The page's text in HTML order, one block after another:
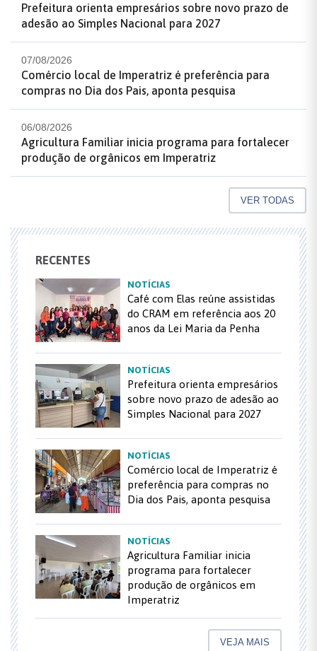
Prefeitura orienta empresários sobre novo prazo de
adesão ao Simples Nacional para 2027
07/08/2026
Comércio local de Imperatriz é preferência para
compras no Dia dos Pais, aponta pesquisa
06/08/2026
Agricultura Familiar inicia programa para fortalecer
produção de orgânicos em Imperatriz
VER TODAS
RECENTES
NOTÍCIAS
Café com Elas reúne assistidas
do CRAM em referência aos 20
anos da Lei Maria da Penha
NOTÍCIAS
Prefeitura orienta empresários
sobre novo prazo de adesão ao
Simples Nacional para 2027
NOTÍCIAS
Comércio local de Imperatriz é
preferência para compras no
Dia dos Pais, aponta pesquisa
NOTÍCIAS
Agricultura Familiar inicia
programa para fortalecer
produção de orgânicos em
Imperatriz
VEJA MAIS